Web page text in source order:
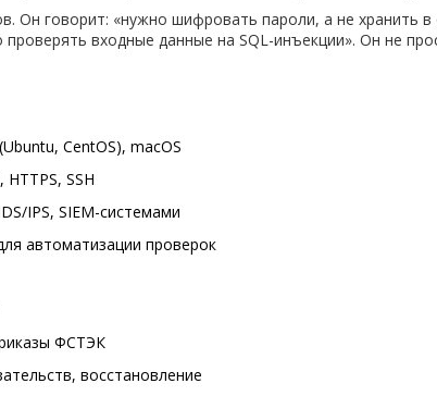
Он говорит: «нужно шифровать пароли, а не хранить
входные данные на SQL-инъекции». Он не
CentOS), macOS
SSH
IPS, SIEM-системами
автоматизации проверок
ФСТЭК
восстановление